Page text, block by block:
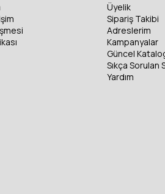
Üyelik
Sipariş Takibi
Adreslerim
Kampanyalar
Güncel
Sıkça Sorulan
Yardım